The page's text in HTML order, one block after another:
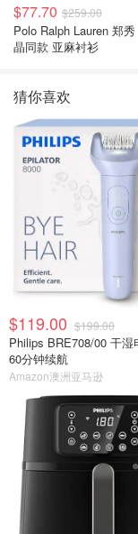
$77.70 $259.00
Polo Ralph Lauren 郑秀
晶同款 亚麻衬衫
猜你喜欢
$119.00 $199.00
Philips BRE708/00 干湿
60分钟续航
Amazon澳洲亚马逊